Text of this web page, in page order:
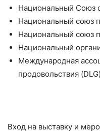
Национальный Союз
Национальный союз
Национальный союз
Национальный
Международная
продовольствия (DLG)
Вход на выставку и